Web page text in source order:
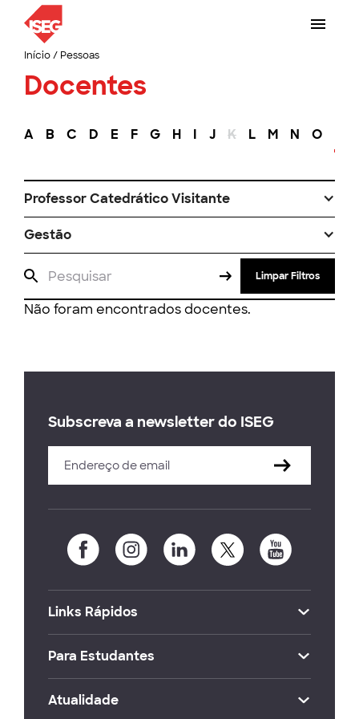
Início/ Pessoas
Docentes
A B C D E F G H I J K L M N O
Professor Catedrático Visitante
Gestão
Limpar Filtros
Não foram encontrados docentes.
Subscreva a newsletter do ISEG
Links Rápidos
Para Estudantes
Atualidade